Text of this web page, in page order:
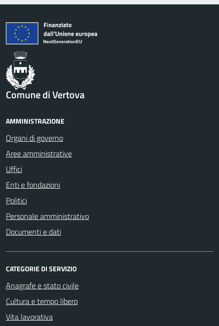
Comune di Vertova
AMMINISTRAZIONE
Organi di governo
Aree amministrative
Uffici
Enti e fondazioni
Politici
Personale amministrativo
Documenti e dati
CATEGORIE DI SERVIZIO
Anagrafe e stato civile
Cultura e tempo libero
Vita lavorativa